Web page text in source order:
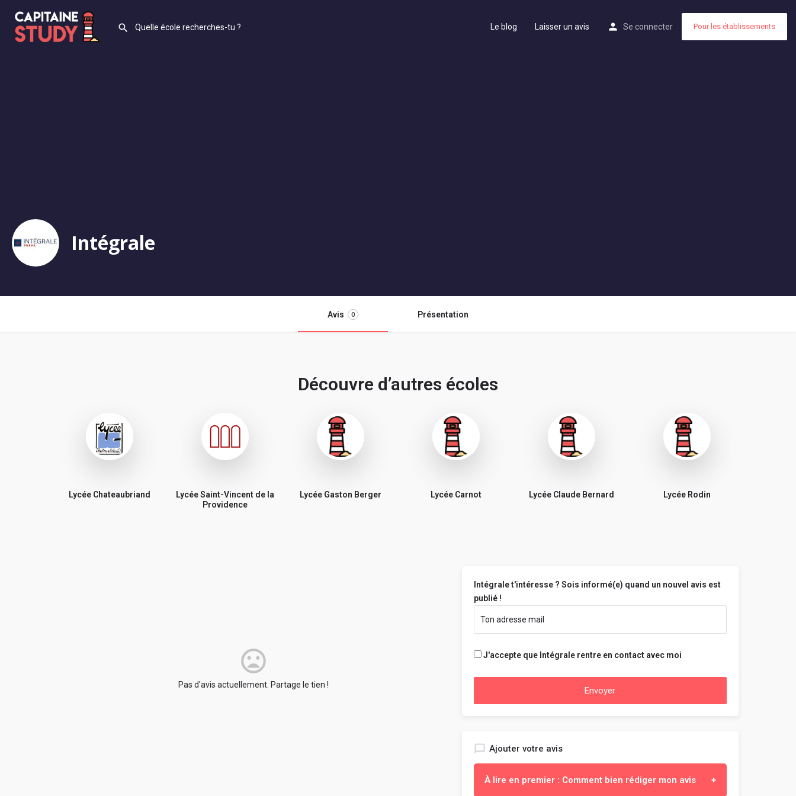
Le blog Laisser un avis Se connecter Pour les établissements
Intégrale
Avis 0 Présentation
Découvre d’autres écoles
Lycée Chateaubriand
Lycée Saint-Vincent de la
Providence
Lycée Gaston Berger Lycée Carnot Lycée Claude Bernard Lycée Rodin
Pas d'avis actuellement. Partage le tien !
Intégrale t'intéresse ? Sois informé(e) quand un nouvel avis est
publié !
J'accepte que Intégrale rentre en contact avec moi
Envoyer
Ajouter votre avis
À lire en premier : Comment bien rédiger mon avis